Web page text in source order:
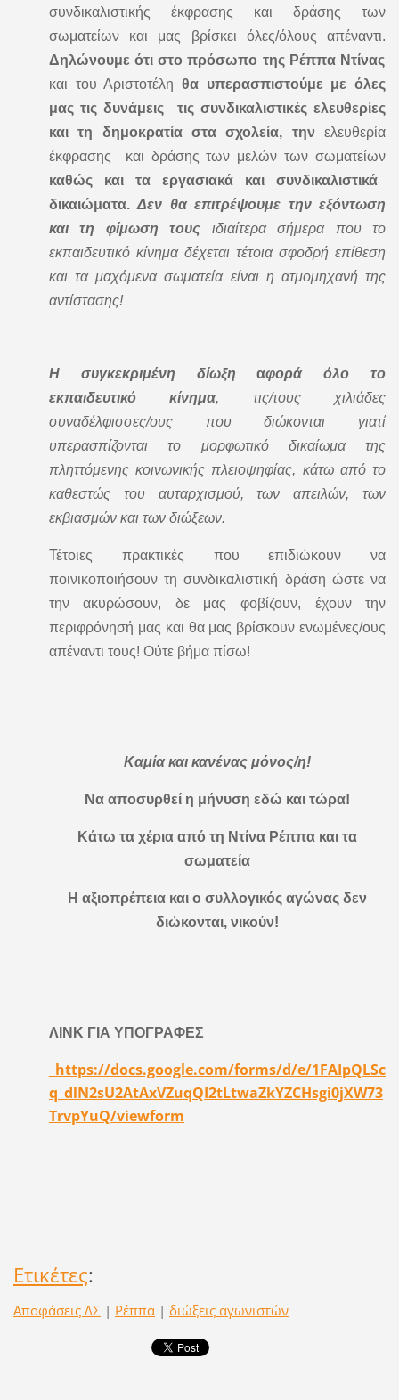
συνδικαλιστικής έκφρασης και δράσης των
σωματείων και μας βρίσκει όλες/όλους απέναντι.
Δηλώνουμε ότι στο πρόσωπο της Ρέππα Ντίνας
και του Αριστοτέλη θα υπερασπιστούμε με όλες
μας τις δυνάμεις τις συνδικαλιστικές ελευθερίες
και τη δημοκρατία στα σχολεία, τηνελευθερία
έκφρασης και δράσης των μελών των σωματείων
καθώς και
τα εργασιακά και συνδικαλιστικά
δικαιώματα. Δεν θα επιτρέψουμε την εξόντωση
και τη φίμωση τους ιδιαίτερα σήμερα που το
εκπαιδευτικό κίνημα δέχεται τέτοια σφοδρή επίθεση
και τα μαχόμενα σωματεία είναι η ατμομηχανή της
αντίστασης!
Η συγκεκριμένη δίωξηαφορά όλο το
εκπαιδευτικό κίνημα, τις/τους χιλιάδες
συναδέλφισσες/ους που διώκονται γιατί
υπερασπίζονται το μορφωτικό δικαίωμα της
πληττόμενης κοινωνικής πλειοψηφίας, κάτω από το
καθεστώς του αυταρχισμού, των απειλών, των
εκβιασμών και των διώξεων.
Τέτοιες πρακτικές που επιδιώκουν να
ποινικοποιήσουν τη συνδικαλιστική δράση ώστε να
την ακυρώσουν, δε μας φοβίζουν, έχουν την
περιφρόνησή μας και θα μας βρίσκουν ενωμένες/ους
απέναντι τους! Ούτε βήμα πίσω!
Καμία και κανένας μόνος/η!
Να αποσυρθεί η μήνυση εδώ και τώρα!
Κάτω τα χέρια από τη Ντίνα Ρέππα και τα
σωματεία
Η αξιοπρέπεια και ο συλλογικός αγώνας δεν
διώκονται, νικούν!
ΛΙΝΚ ΓΙΑ ΥΠΟΓΡΑΦΕΣ
https://docs.google.com/forms/d/e/1FAIpQLSc
q_dlN2sU2AtAxVZuqQI2tLtwaZkYZCHsgi0jXW73
TrvpYuQ/viewform
Ετικέτες:
Αποφάσεις ΔΣ | Ρέππα | διώξεις αγωνιστών